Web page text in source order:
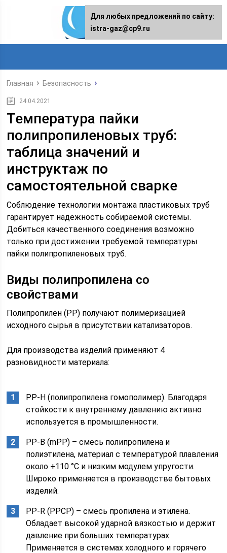
Главная Безопасность
24.04.2021
Температура пайки
полипропиленовых труб:
таблица значений и
инструктаж по
самостоятельной сварке
Соблюдение технологии монтажа пластиковых труб
гарантирует надежность собираемой системы.
Добиться качественного соединения возможно
только при достижении требуемой температуры
пайки полипропиленовых труб.
Виды полипропилена со
свойствами
Полипропилен (PP) получают полимеризацией
исходного сырья в присутствии катализаторов.
Для производства изделий применяют 4
разновидности материала:
PP-H (полипропилена гомополимер). Благодаря
стойкости к внутреннему давлению активно
используется в промышленности.
PP-B (mPP) – смесь полипропилена и
полиэтилена, материал с температурой плавления
около +110 °С и низким модулем упругости.
Широко применяется в производстве бытовых
изделий.
PP-R (PPCP) – смесь пропилена и этилена.
Обладает высокой ударной вязкостью и держит
давление при больших температурах.
Применяется в системах холодного и горячего
Для любых предложений по сайту:
istra-gaz@cp9.ru